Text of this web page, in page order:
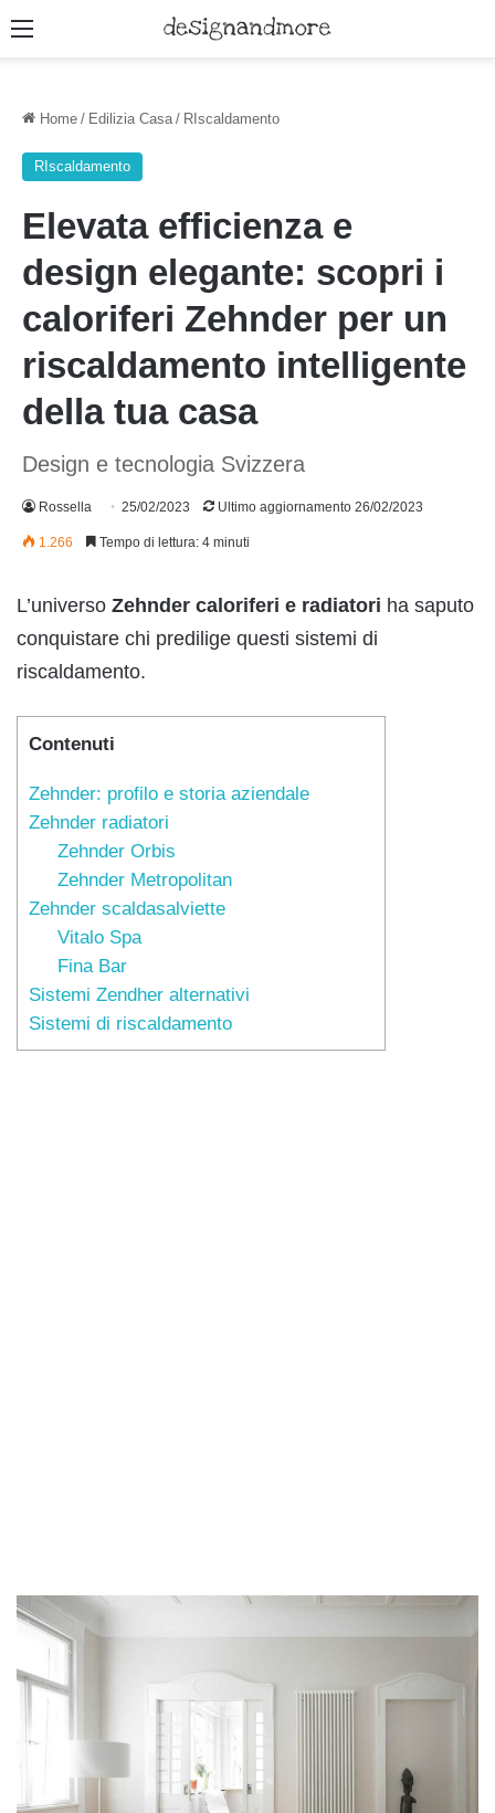
Menu
Home / Edilizia Casa / RIscaldamento
RIscaldamento
Elevata efficienza e
design elegante: scopri i
caloriferi Zehnder per un
riscaldamento intelligente
della tua casa
Design e tecnologia Svizzera
Rossella 25/02/2023 Ultimo aggiornamento 26/02/2023
1.266 Tempo di lettura: 4 minuti
L’universo Zehnder caloriferi e radiatori ha saputo
conquistare chi predilige questi sistemi di
riscaldamento.
Contenuti
Zehnder: profilo e storia aziendale
Zehnder radiatori
Zehnder Orbis
Zehnder Metropolitan
Zehnder scaldasalviette
Vitalo Spa
Fina Bar
Sistemi Zendher alternativi
Sistemi di riscaldamento